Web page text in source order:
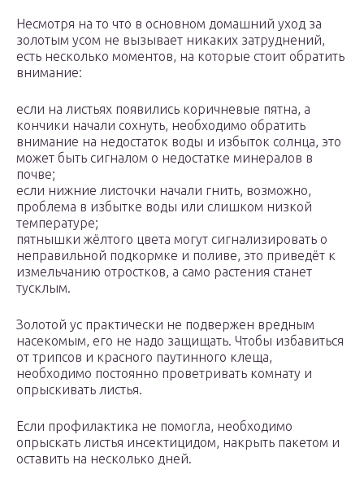
Несмотря на то что в основном домашний уход за
золотым усом не вызывает никаких затруднений,
есть несколько моментов, на которые стоит обратить
внимание:
если на листьях появились коричневые пятна, а
кончики начали сохнуть, необходимо обратить
внимание на недостаток воды и избыток солнца, это
может быть сигналом о недостатке минералов в
почве;
если нижние листочки начали гнить, возможно,
проблема в избытке воды или слишком низкой
температуре;
пятнышки жёлтого цвета могут сигнализировать о
неправильной подкормке и поливе, это приведёт к
измельчанию отростков, а само растения станет
тусклым.
Золотой ус практически не подвержен вредным
насекомым, его не надо защищать. Чтобы избавиться
от трипсов и красного паутинного клеща,
необходимо постоянно проветривать комнату и
опрыскивать листья.
Если профилактика не помогла, необходимо
опрыскать листья инсектицидом, накрыть пакетом и
оставить на несколько дней.